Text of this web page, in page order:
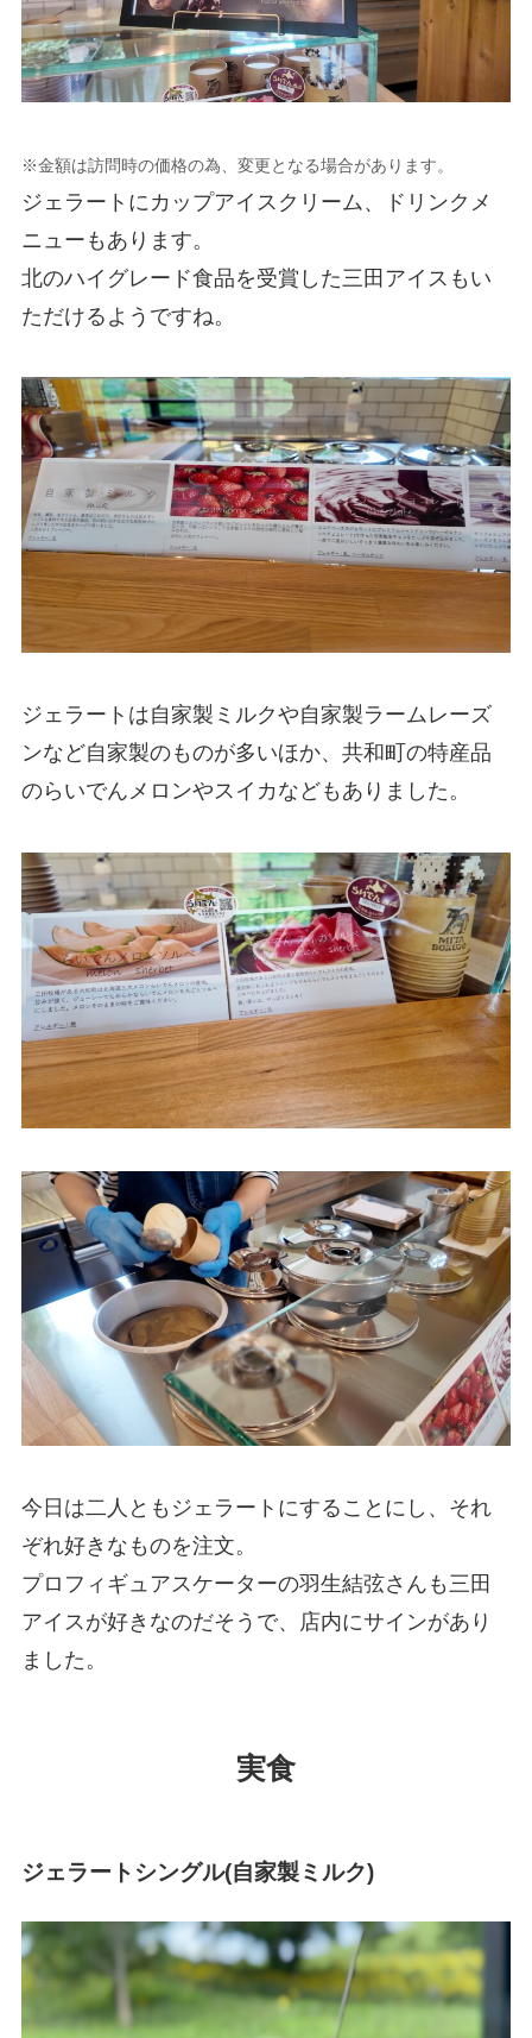
※金額は訪問時の価格の為、変更となる場合があります。
ジェラートにカップアイスクリーム、ドリンクメ
ニューもあります。
北のハイグレード食品を受賞した三田アイスもい
ただけるようですね。
ジェラートは自家製ミルクや自家製ラームレーズ
ンなど自家製のものが多いほか、共和町の特産品
のらいでんメロンやスイカなどもありました。
今日は二人ともジェラートにすることにし、それ
ぞれ好きなものを注文。
プロフィギュアスケーターの羽生結弦さんも三田
アイスが好きなのだそうで、店内にサインがあり
ました。
実食
ジェラートシングル(自家製ミルク)